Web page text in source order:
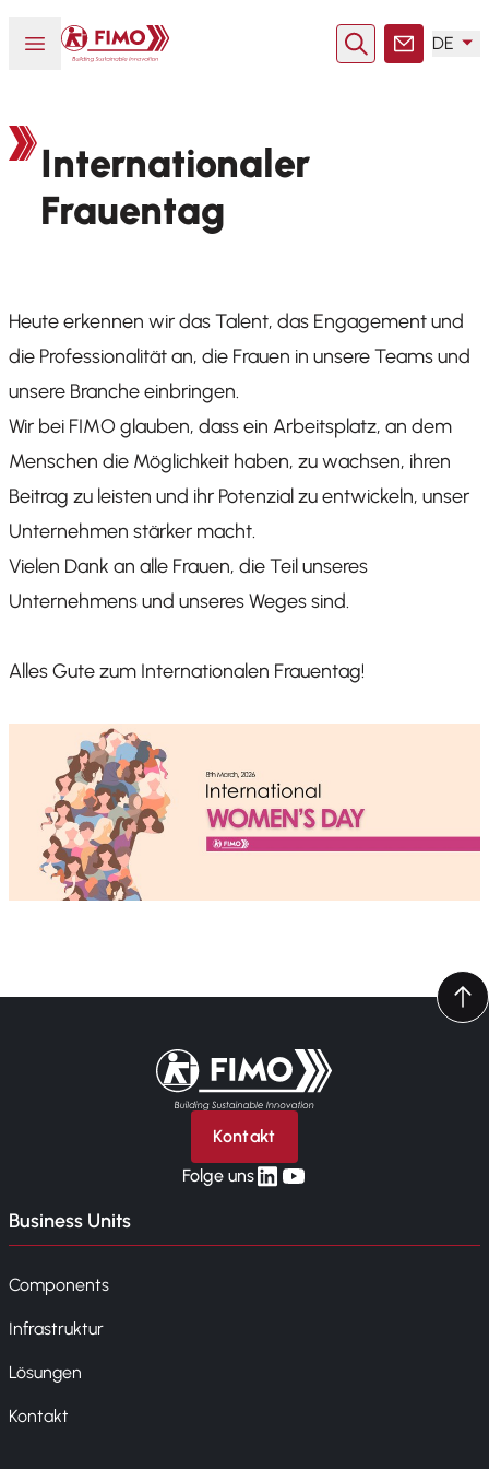
Menü öffnen oder schließen
Zurück zur Startseite
SucheKontakt
DE
Internationaler
Frauentag
Heute erkennen wir das Talent, das Engagement und
die Professionalität an, die Frauen in unsere Teams und
unsere Branche einbringen.
Wir bei FIMO glauben, dass ein Arbeitsplatz, an dem
Menschen die Möglichkeit haben, zu wachsen, ihren
Beitrag zu leisten und ihr Potenzial zu entwickeln, unser
Unternehmen stärker macht.
Vielen Dank an alle Frauen, die Teil unseres
Unternehmens und unseres Weges sind.
Alles Gute zum Internationalen Frauentag!
Zurück zur Startseite
Kontakt
Folge unslinkedin
yt
Business Units
Components
Infrastruktur
Lösungen
Kontakt